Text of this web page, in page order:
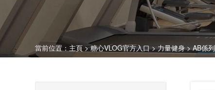
當前位置： 主頁>糖心VLOG官方入口>力量健身>AB係列